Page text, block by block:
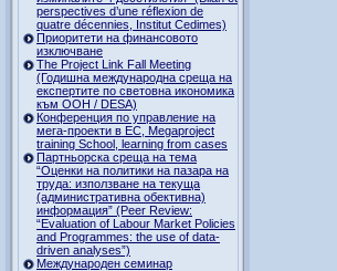
perspectives d’une réflexion de
quatre décennies, Institut Cedimes)
Приоритети на финансовото
изключване
The Project Link Fall Meeting
(Годишна международна среща на
експертите по световна икономика
към ООН / DESA)
Конференция по управление на
мега-проекти в ЕС, Megaproject
training School, learning from cases
Партньорска среща на тема
“Оценки на политики на пазара на
труда: използване на текуща
(административна обективна)
информация” (Peer Review:
“Evaluation of Labour Market Policies
and Programmes: the use of data-
driven analyses”)
Международен семинар